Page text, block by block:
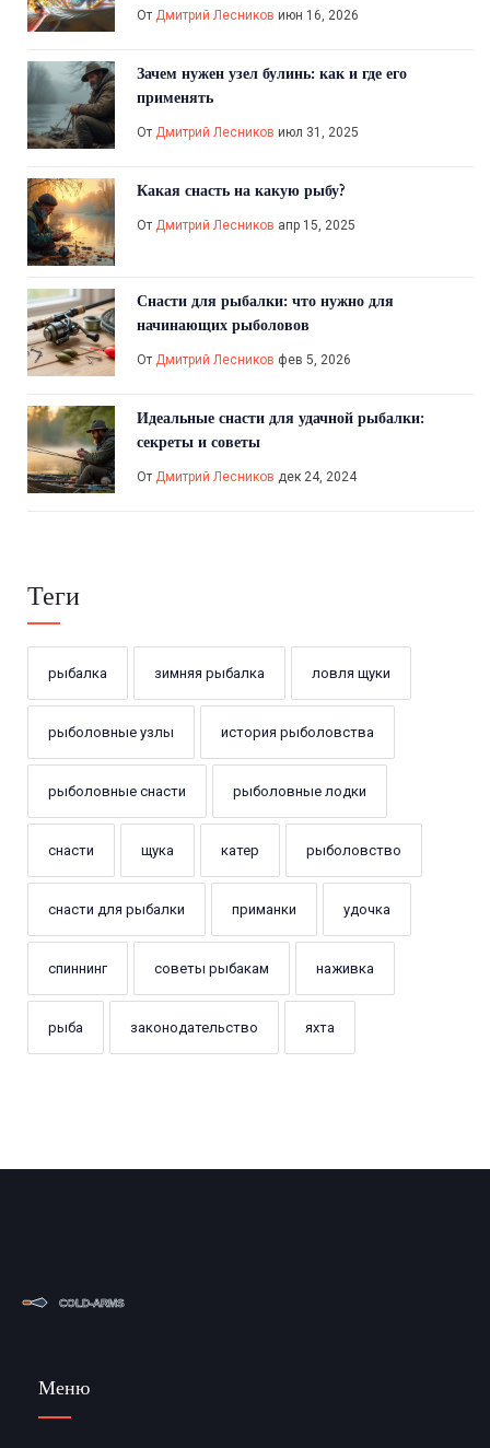
От Дмитрий Лесников июн 16, 2026
Зачем нужен узел булинь: как и где его
применять
От Дмитрий Лесников июл 31, 2025
Какая снасть на какую рыбу?
От Дмитрий Лесников апр 15, 2025
Снасти для рыбалки: что нужно для
начинающих рыболовов
От Дмитрий Лесников фев 5, 2026
Идеальные снасти для удачной рыбалки:
секреты и советы
От Дмитрий Лесников дек 24, 2024
Теги
рыбалка зимняя рыбалка ловля щуки
рыболовные узлы история рыболовства
рыболовные снасти рыболовные лодки
снасти щука катер рыболовство
снасти для рыбалки приманки удочка
спиннинг советы рыбакам наживка
рыба законодательство яхта
Меню